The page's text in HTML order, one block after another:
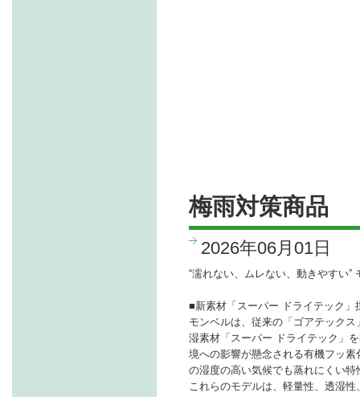
梅雨対策商品
2026年06月01日
“濡れない、ムレない、動きやすい”
■新素材「スーパー ドライテック」
モンベルは、従来の「ゴアテック
湿素材「スーパー ドライテック」
境への影響が懸念される有機フッ
の湿度の高い気候でも蒸れにくい特
これらのモデルは、軽量性、透湿